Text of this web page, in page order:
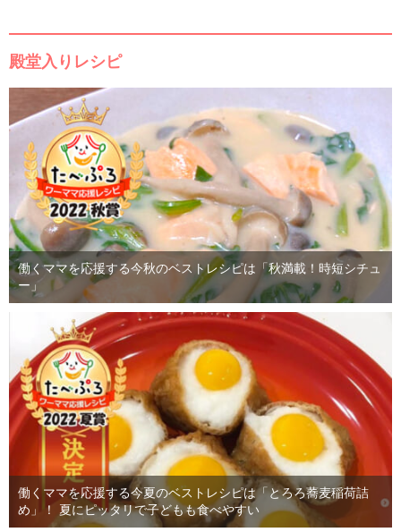
殿堂入りレシピ
働くママを応援する今秋のベストレシピは「秋満載！時短シチュ
ー」
働くママを応援する今夏のベストレシピは「とろろ蕎麦稲荷詰
め」！ 夏にピッタリで子どもも食べやすい